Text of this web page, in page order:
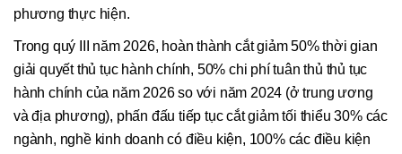
phương thực hiện.
Trong quý III năm 2026, hoàn thành cắt giảm 50% thời gian
giải quyết thủ tục hành chính, 50% chi phí tuân thủ thủ tục
hành chính của năm 2026 so với năm 2024 (ở trung ương
và địa phương), phấn đấu tiếp tục cắt giảm tối thiểu 30% các
ngành, nghề kinh doanh có điều kiện, 100% các điều kiện